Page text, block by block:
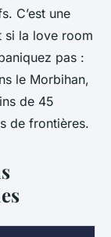
C’est une
si la love room
pas :
le Morbihan,
de 45
de frontières.